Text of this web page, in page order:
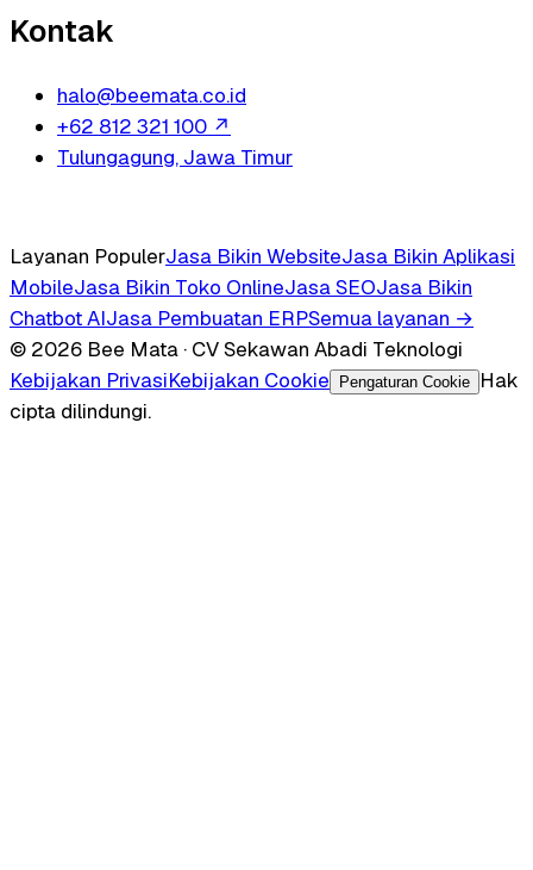
Kontak
halo@beemata.co.id
+62 812 321 100 ↗
Tulungagung, Jawa Timur
Layanan PopulerJasa Bikin WebsiteJasa Bikin Aplikasi
MobileJasa Bikin Toko OnlineJasa SEOJasa Bikin
Chatbot AIJasa Pembuatan ERPSemua layanan →
© 2026 Bee Mata · CV Sekawan Abadi Teknologi
Kebijakan PrivasiKebijakan Cookie Pengaturan Cookie
Hak
cipta dilindungi.